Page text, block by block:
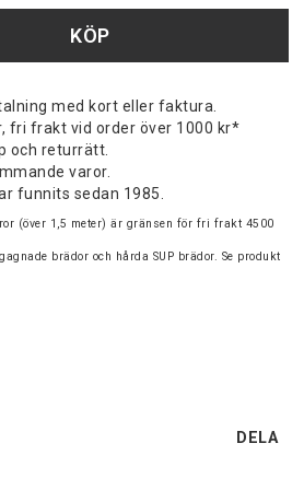
KÖP
med kort eller faktura.
fri frakt vid order över 1000 kr*
och returrätt.
varor.
funnits sedan 1985.
(över 1,5 meter) är gränsen för fri frakt 4500
brädor och hårda SUP brädor. Se produkt
DELA